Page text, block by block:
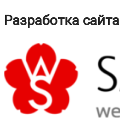
Разработка сайта